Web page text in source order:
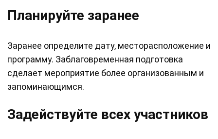
Планируйте заранее
Заранее определите дату, месторасположение и
программу. Заблаговременная подготовка
сделает мероприятие более организованным и
запоминающимся.
Задействуйте всех участников